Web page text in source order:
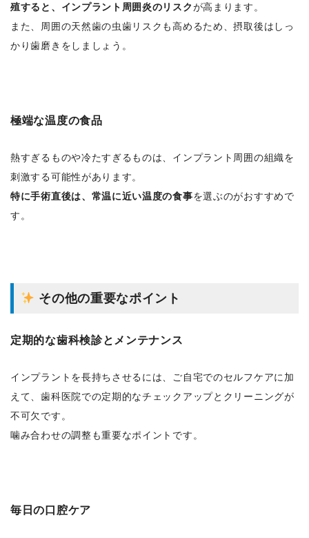
殖すると、インプラント周囲炎のリスクが高まります。
また、周囲の天然歯の虫歯リスクも高めるため、摂取後はしっ
かり歯磨きをしましょう。
極端な温度の食品
熱すぎるものや冷たすぎるものは、インプラント周囲の組織を
刺激する可能性があります。
特に手術直後は、常温に近い温度の食事を選ぶのがおすすめで
す。
その他の重要なポイント
定期的な歯科検診とメンテナンス
インプラントを長持ちさせるには、ご自宅でのセルフケアに加
えて、歯科医院での定期的なチェックアップとクリーニングが
不可欠です。
噛み合わせの調整も重要なポイントです。
毎日の口腔ケア